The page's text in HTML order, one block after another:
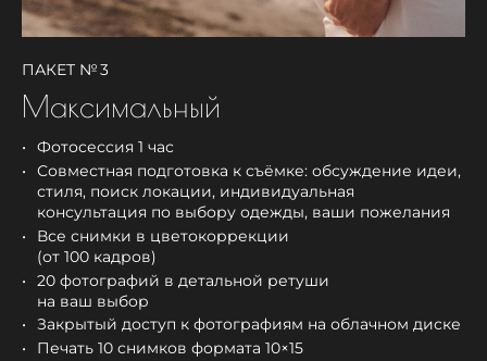
ПАКЕТ № 3
Максимальный
Фотосессия 1 час
Совместная подготовка к съёмке: обсуждение идеи,
стиля, поиск локации, индивидуальная
консультация по выбору одежды, ваши пожелания
Все снимки в цветокоррекции
(от 100 кадров)
20 фотографий в детальной ретуши
на ваш выбор
Закрытый доступ к фотографиям на облачном диске
Печать 10 снимков формата 10×15